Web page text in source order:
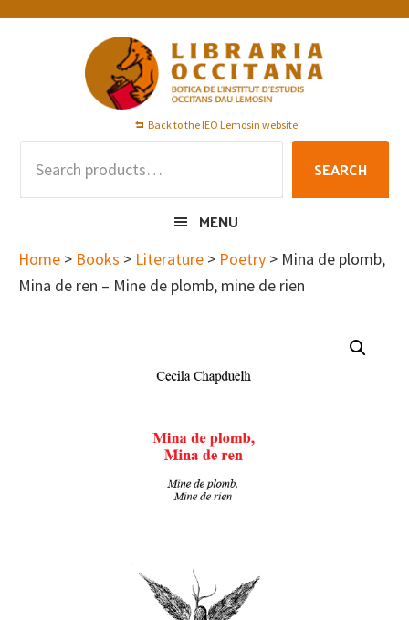
Skip
Skip
Skip
Back to the IEO Lemosin website
SEARCH
MENU
Home > Books > Literature > Poetry > Mina de plomb,
Mina de ren – Mine de plomb, mine de rien